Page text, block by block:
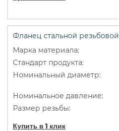
Фланец стальной резьбовой
Купить в 1 клик